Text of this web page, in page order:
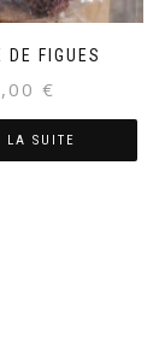
DE FIGUES
€
LA SUITE